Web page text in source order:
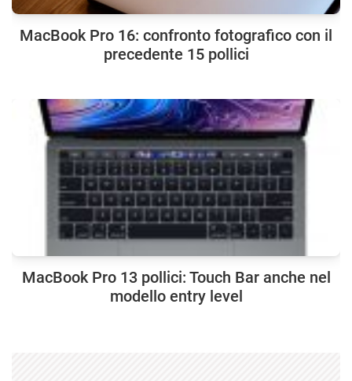
MacBook Pro 16: confronto fotografico con il
precedente 15 pollici
MacBook Pro 13 pollici: Touch Bar anche nel
modello entry level